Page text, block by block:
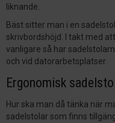
liknande.
Bäst sitter man i en
skrivbordshöjd. I takt med
vanligare så har
och vid datorarbetsplatser.
Ergonomisk
Hur ska man då tänka när
sadelstolar som finns